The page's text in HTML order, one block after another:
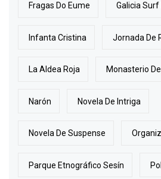
Fragas Do Eume Galicia Surf
Infanta Cristina Jornada De
La Aldea Roja Monasterio
Narón Novela De Intriga
Novela De Suspense
Parque Etnográfico Sesín